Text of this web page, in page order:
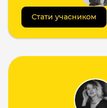
Стати учасником